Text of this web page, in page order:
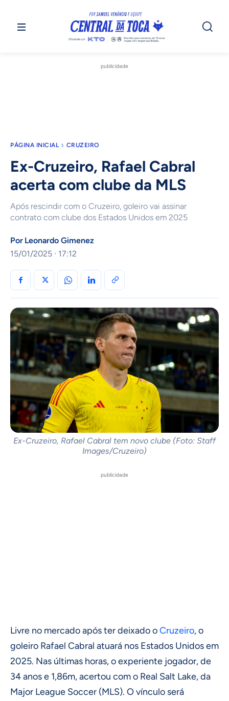
publicidade
PÁGINA INICIAL CRUZEIRO
Ex-Cruzeiro, Rafael Cabral
acerta com clube da MLS
Após rescindir com o Cruzeiro, goleiro vai assinar
contrato com clube dos Estados Unidos em 2025
Por Leonardo Gimenez
15/01/2025 · 17:12
Ex-Cruzeiro, Rafael Cabral tem novo clube (Foto: Staff
Images/Cruzeiro)
publicidade
Livre no mercado após ter deixado oCruzeiro, o
goleiro Rafael Cabral atuará nos Estados Unidos em
2025. Nas últimas horas, o experiente jogador, de
34 anos e 1,86m, acertou com o Real Salt Lake, da
Major League Soccer (MLS). O vínculo será